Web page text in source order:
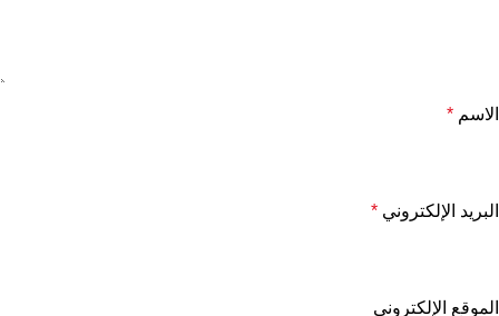
الاسم *
البريد الإلكتروني *
الموقع الإلكتروني